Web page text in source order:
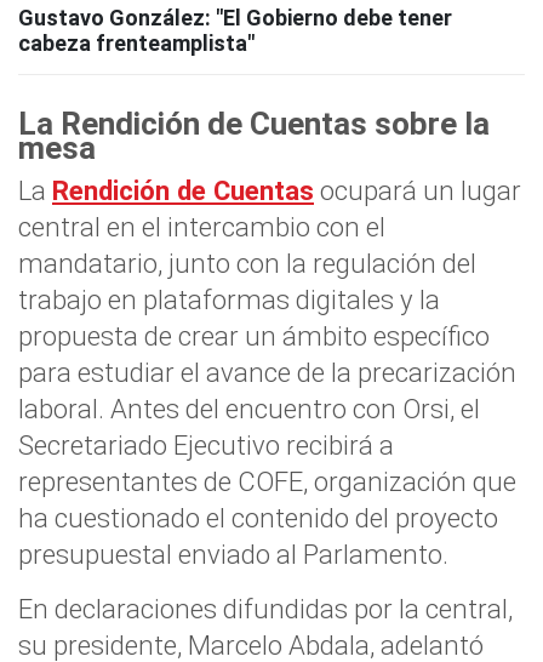
Gustavo González: "El Gobierno debe tener
cabeza frenteamplista"
La Rendición de Cuentas sobre la
mesa
La Rendición de Cuentas ocupará un lugar
central en el intercambio con el
mandatario, junto con la regulación del
trabajo en plataformas digitales y la
propuesta de crear un ámbito específico
para estudiar el avance de la precarización
laboral. Antes del encuentro con Orsi, el
Secretariado Ejecutivo recibirá a
representantes de COFE, organización que
ha cuestionado el contenido del proyecto
presupuestal enviado al Parlamento.
En declaraciones difundidas por la central,
su presidente, Marcelo Abdala, adelantó